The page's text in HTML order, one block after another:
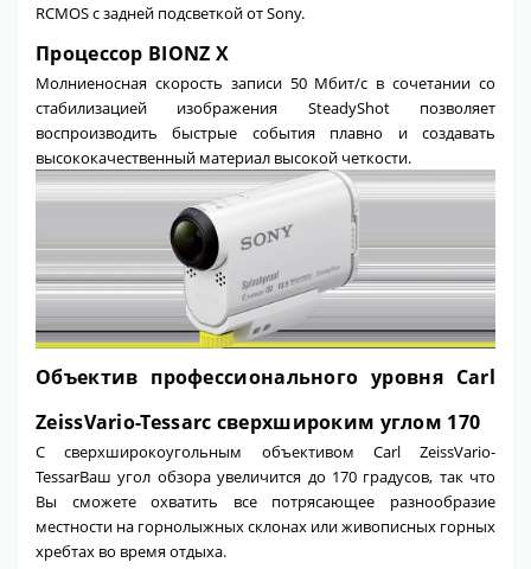
RCMOS с задней подсветкой от Sony.
Процессор BIONZ X
Молниеносная скорость записи 50 Мбит/с в сочетании со
стабилизацией изображения SteadyShot позволяет
воспроизводить быстрые события плавно и создавать
высококачественный материал высокой четкости.
Объектив профессионального уровня Carl
ZeissVario-Tessarс сверхшироким углом 170
С сверхширокоугольным объективом Carl ZeissVario-
TessarВаш угол обзора увеличится до 170 градусов, так что
Вы сможете охватить все потрясающее разнообразие
местности на горнолыжных склонах или живописных горных
хребтах во время отдыха.